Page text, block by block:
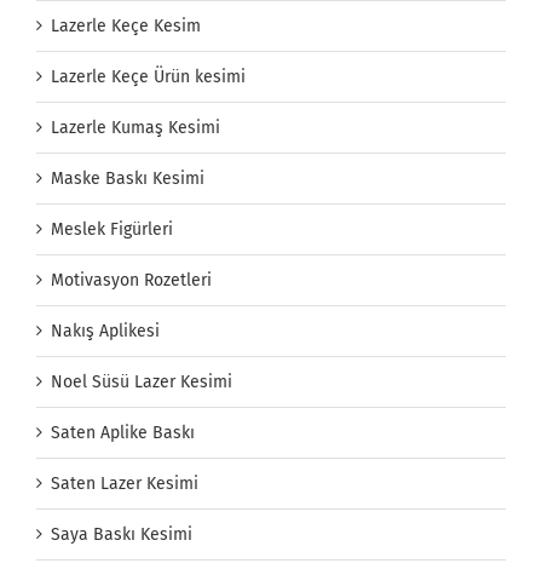
Lazerle Keçe Kesim
Lazerle Keçe Ürün kesimi
Lazerle Kumaş Kesimi
Maske Baskı Kesimi
Meslek Figürleri
Motivasyon Rozetleri
Nakış Aplikesi
Noel Süsü Lazer Kesimi
Saten Aplike Baskı
Saten Lazer Kesimi
Saya Baskı Kesimi